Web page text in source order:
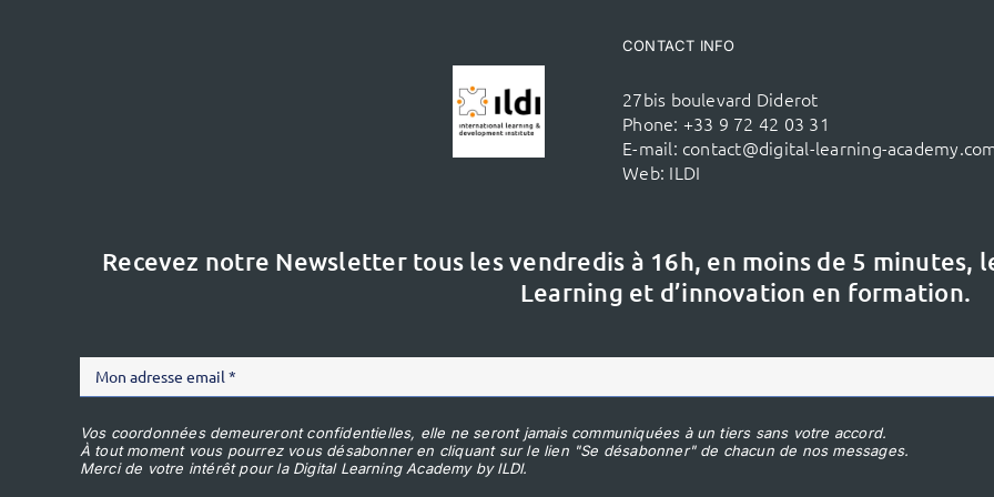
CONTACT INFO
27bis boulevard Diderot
Phone: +33 9 72 42 03 31
E-mail: contact@digital-learning-
Web: ILDI
Recevez notre Newsletter tous les vendredis à 16h, en moins de 5 minutes,
Learning et d’innovation en formation.
Vos coordonnées demeureront confidentielles, elle ne seront jamais communiquées à un tiers sans votre accord.
À tout moment vous pourrez vous désabonner en cliquant sur le lien "Se désabonner" de chacun de nos messages.
Merci de votre intérêt pour la Digital Learning Academy by ILDI.